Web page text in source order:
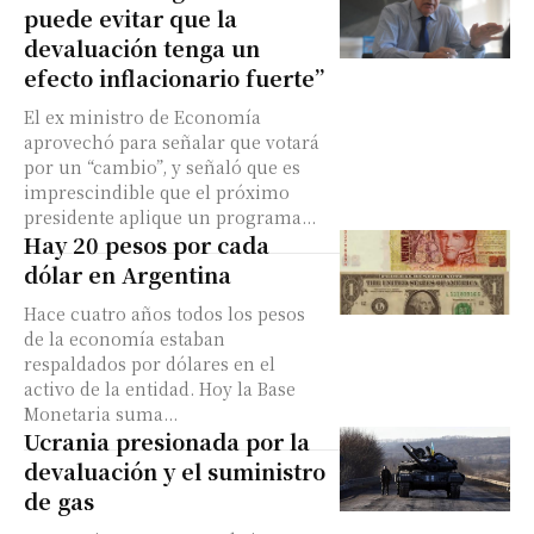
puede evitar que la
devaluación tenga un
efecto inflacionario fuerte”
El ex ministro de Economía
aprovechó para señalar que votará
por un “cambio”, y señaló que es
imprescindible que el próximo
presidente aplique un programa...
Hay 20 pesos por cada
dólar en Argentina
Hace cuatro años todos los pesos
de la economía estaban
respaldados por dólares en el
activo de la entidad. Hoy la Base
Monetaria suma...
Ucrania presionada por la
devaluación y el suministro
de gas